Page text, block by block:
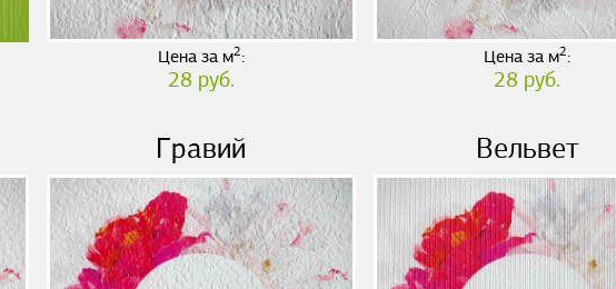
Цена за м2:
28 руб.
Цена за м2:
28 руб.
Гравий Вельвет